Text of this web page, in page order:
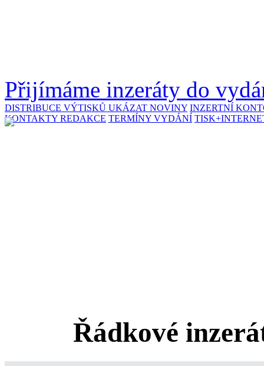
Přijímáme inzeráty do
DISTRIBUCE VÝTISKŮ UKÁZAT NOVINY INZERTNÍ
KONTAKTY REDAKCE TERMÍNY VYDÁNÍ
Řádkové